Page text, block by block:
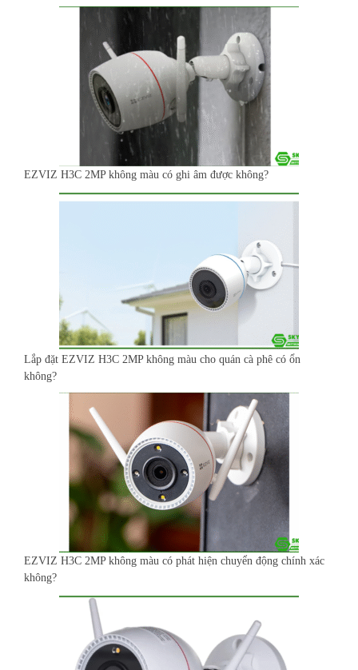
EZVIZ H3C 2MP không màu có ghi âm được không?
Lắp đặt EZVIZ H3C 2MP không màu cho quán cà phê có ổn
không?
EZVIZ H3C 2MP không màu có phát hiện chuyển động chính xác
không?